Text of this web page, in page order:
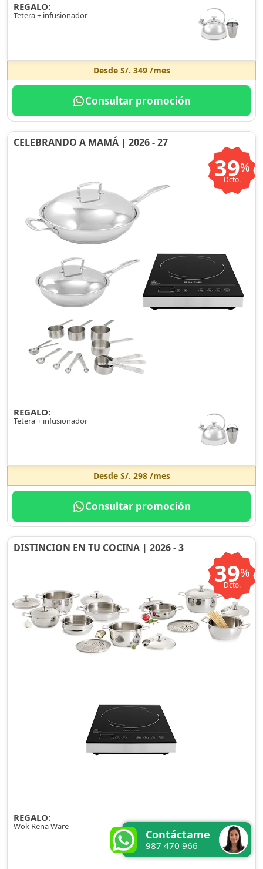
REGALO:
Tetera + infusionador
Desde S/. 349/mes
Consultar promoción
CELEBRANDO A MAMÁ | 2026 - 27
39%
Dcto.
REGALO:
Tetera + infusionador
Desde S/. 298/mes
Consultar promoción
DISTINCION EN TU COCINA | 2026 - 3
39%
Dcto.
REGALO:
Wok Rena Ware
Contáctame
987 470 966